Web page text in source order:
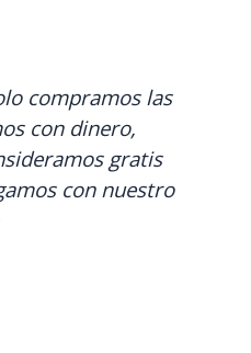
compramos las
con dinero,
gratis
con nuestro